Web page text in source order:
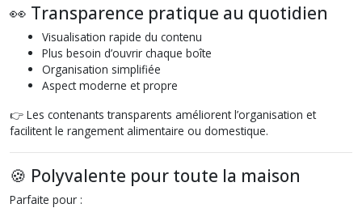
👀 Transparence pratique au quotidien
Visualisation rapide du contenu
Plus besoin d’ouvrir chaque boîte
Organisation simplifiée
Aspect moderne et propre
👉 Les contenants transparents améliorent l’organisation et
facilitent le rangement alimentaire ou domestique.
🍪 Polyvalente pour toute la maison
Parfaite pour :